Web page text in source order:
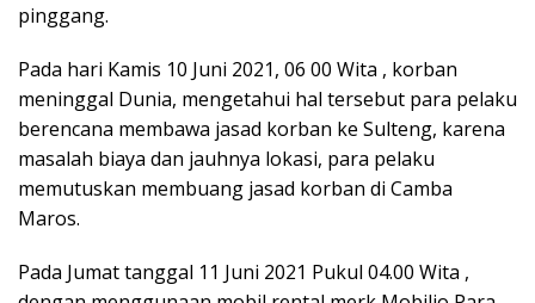
pinggang.
Pada hari Kamis 10 Juni 2021, 06 00 Wita , korban
meninggal Dunia, mengetahui hal tersebut para pelaku
berencana membawa jasad korban ke Sulteng, karena
masalah biaya dan jauhnya lokasi, para pelaku
memutuskan membuang jasad korban di Camba
Maros.
Pada Jumat tanggal 11 Juni 2021 Pukul 04.00 Wita ,